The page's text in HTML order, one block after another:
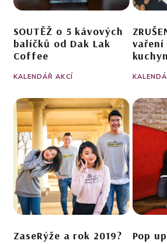
SOUTĚŽ o 5 kávových
balíčků od Dak Lak
Coffee
KALENDÁŘ AKCÍ
vaření
ZaseRýže a rok 2019?
Pop